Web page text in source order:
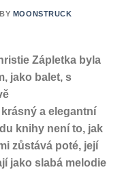
BY MOONSTRUCK
Zápletka byla
jako balet, s
a elegantní
knihy není to, jak
zůstává poté, její
jako slabá melodie